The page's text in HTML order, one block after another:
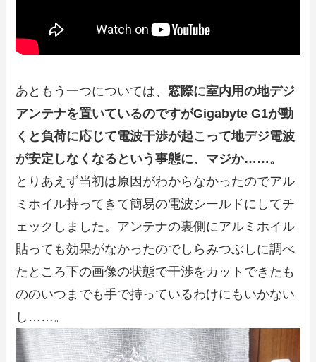
あともう一つについては、 窓際に室内用の地デジ
アンテナを置いているのですがGigabyte G1が動
くと負荷に応じて電波干渉が起こって地デジ電波
が安定しなくなるという事態に、マジか……。
とりあえず当初は原因がわからなかったのでアル
ミホイル持ってきて簡易の電波シールドにしてチ
ェックしました。アンテナの裏側にアルミホイル
貼っても効果がなかったのでしらみつぶしに調べ
たところ下の画像の状態で干渉をカットできたも
ののいつまでも手で持っているわけにもいかない
し……。